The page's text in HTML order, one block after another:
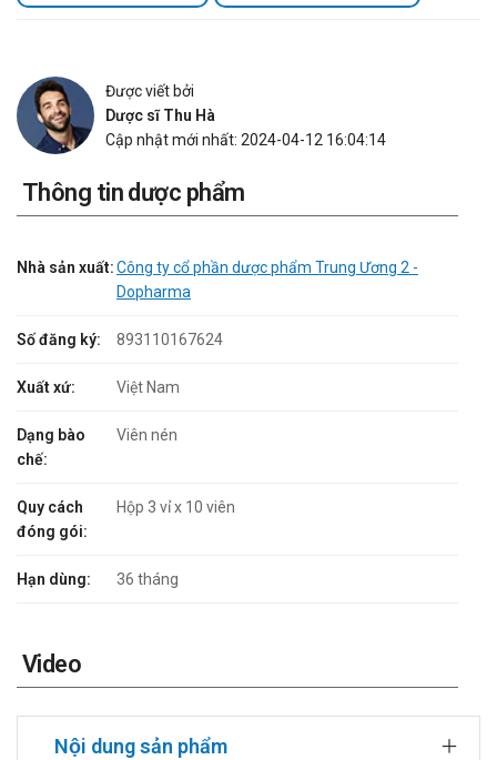
Được viết bởi
Dược sĩ Thu Hà
Cập nhật mới nhất: 2024-04-12 16:04:14
Thông tin dược phẩm
Nhà sản xuất:Công ty cổ phần dược phẩm Trung Ương 2 -
Dopharma
Số đăng ký: 893110167624
Xuất xứ: Việt Nam
Dạng bào
chế:
Viên nén
Quy cách
đóng gói:
Hộp 3 vỉ x 10 viên
Hạn dùng: 36 tháng
Video
Nội dung sản phẩm